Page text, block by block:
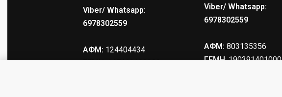
Viber/ Whatsapp:
6978302559
ΑΦΜ: 124404434
ΓΕΜΗ: 147469103000
Viber/ Whatsapp:
6978302559
ΑΦΜ: 803135356
ΓΕΜΗ: 190391401000